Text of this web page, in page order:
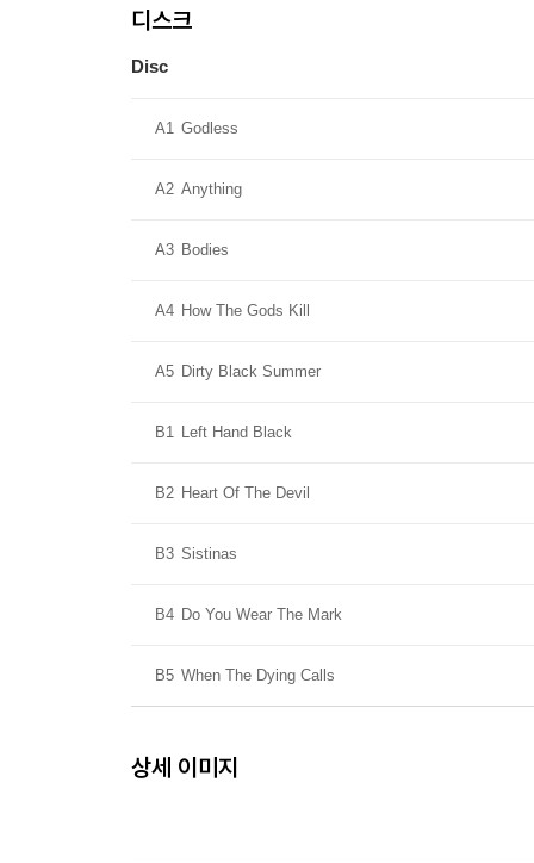
디스크
Disc
A1 Godless
A2 Anything
A3 Bodies
A4 How The Gods Kill
A5 Dirty Black Summer
B1 Left Hand Black
B2 Heart Of The Devil
B3 Sistinas
B4 Do You Wear The Mark
B5 When The Dying Calls
상세 이미지